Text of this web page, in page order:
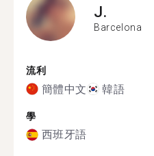
J.
Barcelona
流利
簡體中文 韓語
學
西班牙語